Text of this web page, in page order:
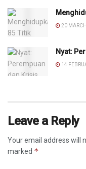
20
Nyat:
14
Leave a Reply
Your email address will
marked *